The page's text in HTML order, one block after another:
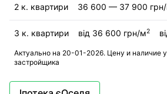
2 к. квартири 36 600 — 37 900
3 к. квартири від 36 600 грн/м2
Актуально на 20-01-2026. Цену и наличие
застройщика